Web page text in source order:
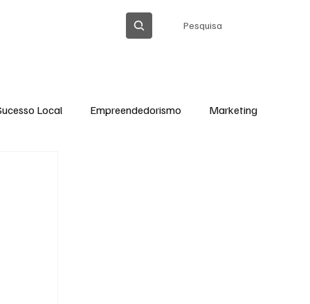
Pesquisa
Local Empreendedorismo Marketing